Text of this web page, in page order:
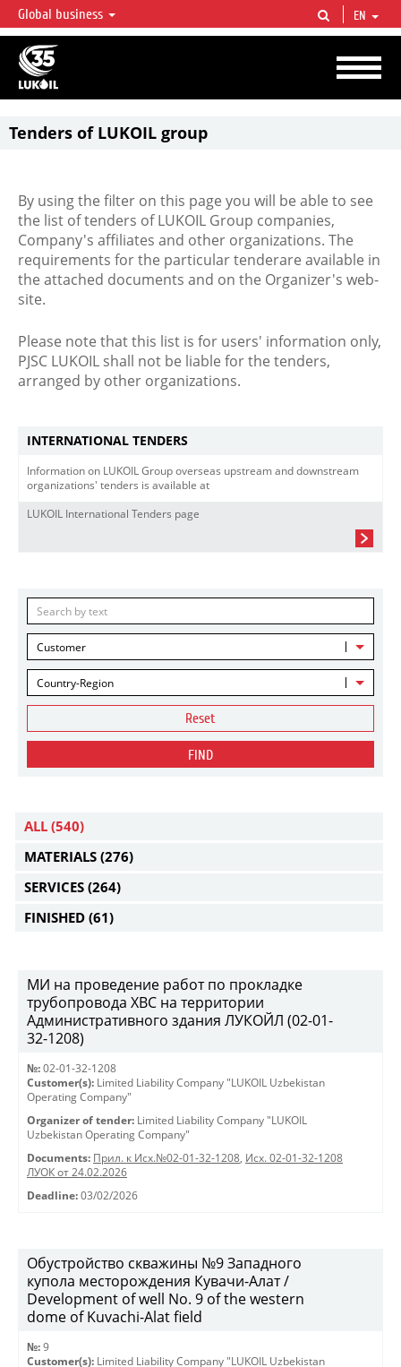
LUKOIL OVERVIEW
LUKOIL is one of the largest oil & gas vertical integrated companies in the world
accounting for over 2% of crude production and circa 1% of proved hydrocarbon
reserves globally.
Global business EN
Tenders of LUKOIL group
By using the filter on this page you will be able to see
the list of tenders of LUKOIL Group companies,
Company's affiliates and other organizations. The
requirements for the particular tenderare available in
the attached documents and on the Organizer's web-
site.
Please note that this list is for users' information only,
PJSC LUKOIL shall not be liable for the tenders,
arranged by other organizations.
INTERNATIONAL TENDERS
Information on LUKOIL Group overseas upstream and downstream
organizations' tenders is available at
LUKOIL International Tenders page
Customer
Country-Region
Reset
FIND
ALL (540)
MATERIALS (276)
SERVICES (264)
FINISHED (61)
МИ на проведение работ по прокладке
трубопровода ХВС на территории
Административного здания ЛУКОЙЛ (02-01-
32-1208)
№: 02-01-32-1208
Customer(s): Limited Liability Company "LUKOIL Uzbekistan
Operating Company"
Organizer of tender: Limited Liability Company "LUKOIL
Uzbekistan Operating Company"
Documents: Прил. к Исх.№02-01-32-1208, Исх. 02-01-32-1208
ЛУОК от 24.02.2026
Deadline: 03/02/2026
Обустройство скважины №9 Западного
купола месторождения Кувачи-Алат /
Development of well No. 9 of the western
dome of Kuvachi-Alat field
№: 9
Customer(s): Limited Liability Company "LUKOIL Uzbekistan